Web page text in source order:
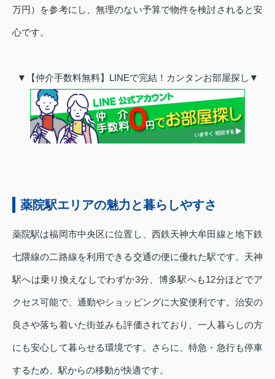
万円）を参考にし、無理のない予算で物件を検討されると安
心です。
▼【仲介手数料無料】LINEで完結！カンタンお部屋探し▼
薬院駅エリアの魅力と暮らしやすさ
薬院駅は福岡市中央区に位置し、西鉄天神大牟田線と地下鉄
七隈線の二路線を利用できる交通の便に優れた駅です。天神
駅へは乗り換えなしでわずか3分、博多駅へも12分ほどでア
クセス可能で、通勤やショッピングに大変便利です。治安の
良さや落ち着いた街並みも評価されており、一人暮らしの方
にも安心して暮らせる環境です。さらに、特急・急行も停車
するため、駅からの移動が快適です。